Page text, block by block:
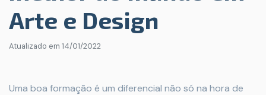
Arte e Design
Atualizado em 14/01/2022
Uma boa formação é um diferencial não só na hora de